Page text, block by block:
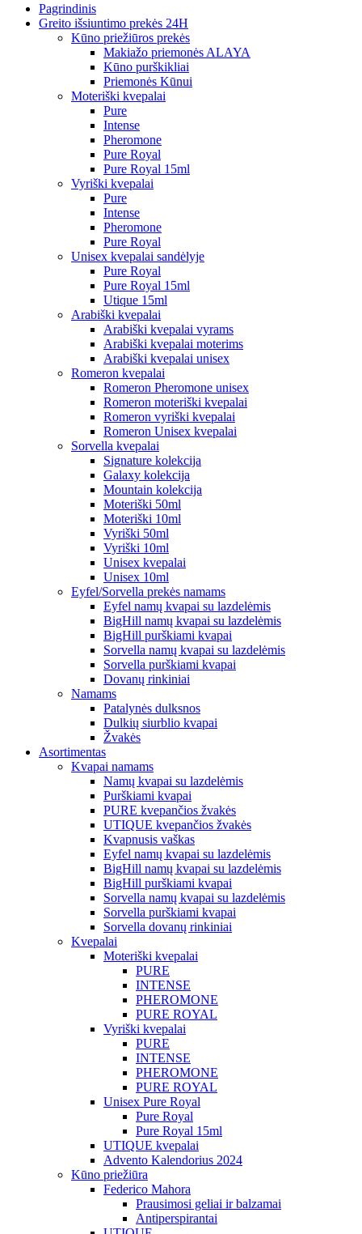
Pagrindinis
Greito išsiuntimo prekės 24H
Kūno priežiūros prekės
Makiažo priemonės ALAYA
Kūno purškikliai
Priemonės Kūnui
Moteriški kvepalai
Pure
Intense
Pheromone
Pure Royal
Pure Royal 15ml
Vyriški kvepalai
Pure
Intense
Pheromone
Pure Royal
Unisex kvepalai sandėlyje
Pure Royal
Pure Royal 15ml
Utique 15ml
Arabiški kvepalai
Arabiški kvepalai vyrams
Arabiški kvepalai moterims
Arabiški kvepalai unisex
Romeron kvepalai
Romeron Pheromone unisex
Romeron moteriški kvepalai
Romeron vyriški kvepalai
Romeron Unisex kvepalai
Sorvella kvepalai
Signature kolekcija
Galaxy kolekcija
Mountain kolekcija
Moteriški 50ml
Moteriški 10ml
Vyriški 50ml
Vyriški 10ml
Unisex kvepalai
Unisex 10ml
Eyfel/Sorvella prekės namams
Eyfel namų kvapai su lazdelėmis
BigHill namų kvapai su lazdelėmis
BigHill purškiami kvapai
Sorvella namų kvapai su lazdelėmis
Sorvella purškiami kvapai
Dovanų rinkiniai
Namams
Patalynės dulksnos
Dulkių siurblio kvapai
Žvakės
Asortimentas
Kvapai namams
Namų kvapai su lazdelėmis
Purškiami kvapai
PURE kvepančios žvakės
UTIQUE kvepančios žvakės
Kvapnusis vaškas
Eyfel namų kvapai su lazdelėmis
BigHill namų kvapai su lazdelėmis
BigHill purškiami kvapai
Sorvella namų kvapai su lazdelėmis
Sorvella purškiami kvapai
Sorvella dovanų rinkiniai
Kvepalai
Moteriški kvepalai
PURE
INTENSE
PHEROMONE
PURE ROYAL
Vyriški kvepalai
PURE
INTENSE
PHEROMONE
PURE ROYAL
Unisex Pure Royal
Pure Royal
Pure Royal 15ml
UTIQUE kvepalai
Advento Kalendorius 2024
Kūno priežiūra
Federico Mahora
Prausimosi geliai ir balzamai
Antiperspirantai